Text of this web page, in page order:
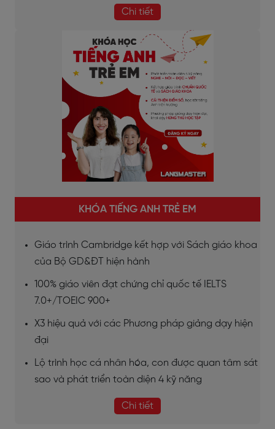
Chi tiết
KHÓA TIẾNG ANH TRẺ EM
Giáo trình Cambridge kết hợp với Sách giáo khoa
của Bộ GD&ĐT hiện hành
100% giáo viên đạt chứng chỉ quốc tế IELTS
7.0+/TOEIC 900+
X3 hiệu quả với các Phương pháp giảng dạy hiện
đại
Lộ trình học cá nhân hóa, con được quan tâm sát
sao và phát triển toàn diện 4 kỹ năng
Chi tiết